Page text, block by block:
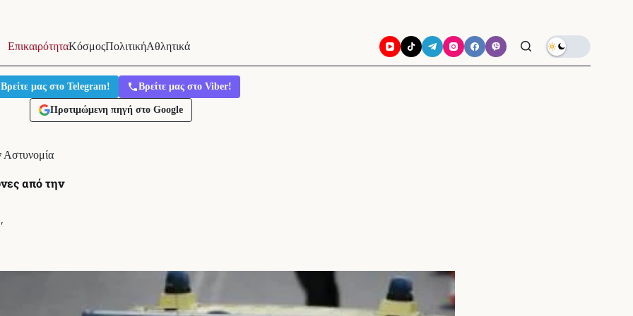
ΕπικαιρότηταΚόσμοςΠολιτικήΑθλητικά
Βρείτε μας στο Telegram! Βρείτε μας στο Viber!
Προτιμώμενη πηγή στο Google
Αστυνομία
από την